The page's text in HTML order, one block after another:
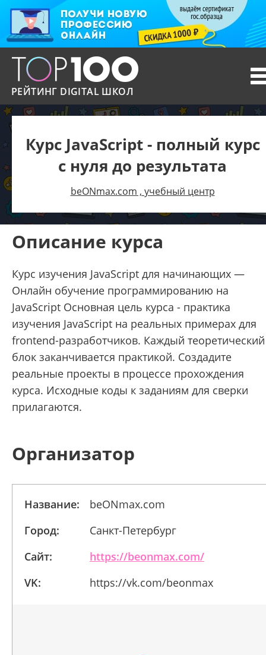
РЕЙТИНГ DIGITAL ШКОЛ
Курс JavaScript - полный курс
с нуля до результата
beONmax.com , учебный центр
Описание курса
Курс изучения JavaScript для начинающих —
Онлайн обучение программированию на
JavaScript Основная цель курса - практика
изучения JavaScript на реальных примерах для
frontend-разработчиков. Каждый теоретический
блок заканчивается практикой. Создадите
реальные проекты в процессе прохождения
курса. Исходные коды к заданиям для сверки
прилагаются.
Организатор
Название:
beONmax.com
Город:
Санкт-Петербург
Сайт:
https://beonmax.com/
VK:
https://vk.com/beonmax